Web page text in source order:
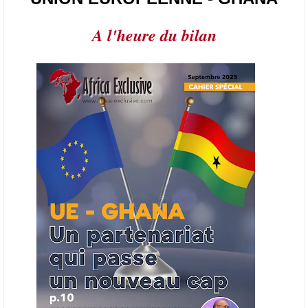
l’année.
AFRIQUE - PETROLE
en place une plateforme numérique destinée à donner la priorité aux
entreprises du continent dans les marchés du secteur énergétique.
Cet outil permettra de recenser les entreprises africaines opérant dans
la chaîne de valeur énergétique et de publier des appels d’offres
ouverts en priorité aux sociétés du continent. Le projet est en phase
finale de développement et devrait aboutir, d’ici fin 2026 ou début
2027, à un bulletin africain des appels d’offres dans le secteur de
l’énergie.
06/06/26 AFRICA FINANCE CORPORATION
Cette semaine, Africa Finance Corporation (AFC) a annoncé avoir
bouclé un prêt syndiqué de 2 milliards de dollars, la plus importante
levée de son histoire. Initialement calibrée à 1,6 milliard, l'opération a
été relevée de 400 millions face à l'afflux des souscriptions de
banques internationales. Plus du tiers des fonds proviennent
d'institutions financières asiatiques, à parts égales avec l'Europe.
L'Asie-Pacifique et l'Europe pèsent chacune 35 % du tour de table,
A l'heure du bilan